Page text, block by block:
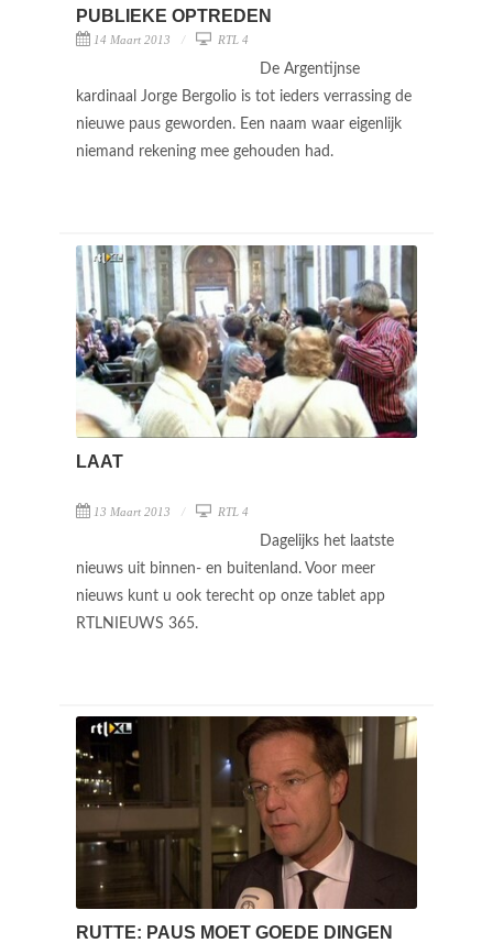
PUBLIEKE OPTREDEN
14 Maart 2013 RTL 4
De Argentijnse
kardinaal Jorge Bergolio is tot ieders verrassing de
nieuwe paus geworden. Een naam waar eigenlijk
niemand rekening mee gehouden had.
LAAT
13 Maart 2013 RTL 4
Dagelijks het laatste
nieuws uit binnen- en buitenland. Voor meer
nieuws kunt u ook terecht op onze tablet app
RTLNIEUWS 365.
RUTTE: PAUS MOET GOEDE DINGEN